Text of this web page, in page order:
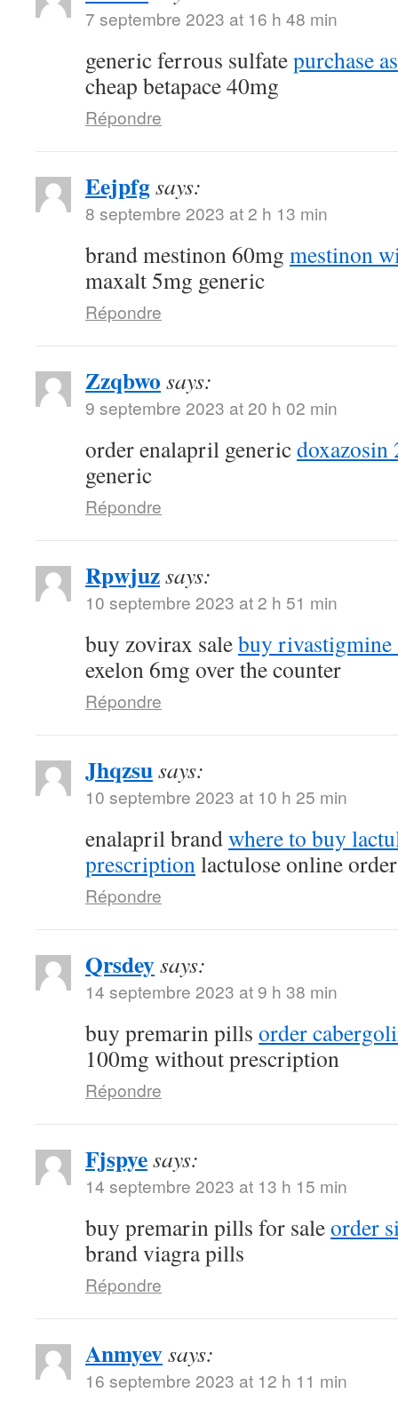
7 septembre 2023 at 16 h 48 min
generic ferrous sulfatepurchase
cheap betapace 40mg
Répondre
Eejpfgsays:
8 septembre 2023 at 2 h 13 min
brand mestinon 60mg mestinon
maxalt 5mg generic
Répondre
Zzqbwo says:
9 septembre 2023 at 20 h 02 min
order enalapril genericdoxazosin
generic
Répondre
Rpwjuzsays:
10 septembre 2023 at 2 h 51 min
buy zovirax salebuy rivastigmine
exelon 6mg over the counter
Répondre
Jhqzsusays:
10 septembre 2023 at 10 h 25 min
enalapril brandwhere to buy
prescriptionlactulose online order
Répondre
Qrsdeysays:
14 septembre 2023 at 9 h 38 min
buy premarin pills order
100mg without prescription
Répondre
Fjspyesays:
14 septembre 2023 at 13 h 15 min
buy premarin pills for saleorder
brand viagra pills
Répondre
Anmyevsays:
16 septembre 2023 at 12 h 11 min